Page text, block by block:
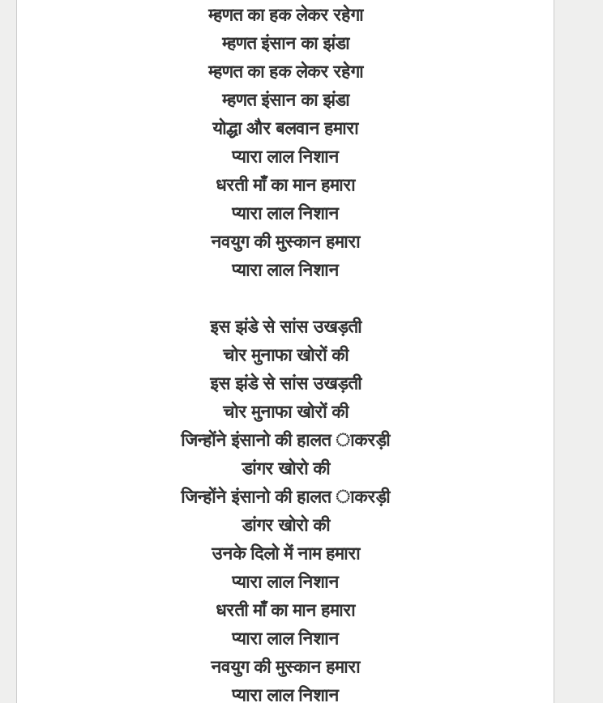
म्हणत का हक लेकर रहेगा
म्हणत इंसान का झंडा
म्हणत का हक लेकर रहेगा
म्हणत इंसान का झंडा
योद्धा और बलवान हमारा
प्यारा लाल निशान
धरती माँ का मान हमारा
प्यारा लाल निशान
नवयुग की मुस्कान हमारा
प्यारा लाल निशान
इस झंडे से सांस उखड़ती
चोर मुनाफा खोरों की
इस झंडे से सांस उखड़ती
चोर मुनाफा खोरों की
जिन्होंने इंसानो की हालत ाकरड़ी
डांगर खोरो की
जिन्होंने इंसानो की हालत ाकरड़ी
डांगर खोरो की
उनके दिलो में नाम हमारा
प्यारा लाल निशान
धरती माँ का मान हमारा
प्यारा लाल निशान
नवयुग की मुस्कान हमारा
प्यारा लाल निशान